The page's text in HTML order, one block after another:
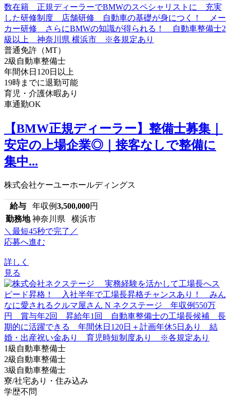
普通免許（MT）
2級自動車整備士
年間休日120日以上
19時までに退勤可能
育児・介護休暇あり
車通勤OK
【BMW正規ディーラー】整備士募集｜
安定の上場企業◎｜接客なしで整備に
集中...
株式会社ケーユーホールディングス
給与 年収例3,500,000円
勤務地 神奈川県 横浜市
＼最短45秒で完了／
応募へ進む
詳しく
見る
1級自動車整備士
2級自動車整備士
3級自動車整備士
寮/社宅あり・住み込み
学歴不問